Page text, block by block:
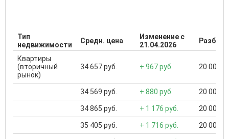
Тип
недвижимости
Средн. цена
Изменение с
21.04.2026
Квартиры
(вторичный
рынок)
34 657 руб. + 967 руб. 20 000
34 569 руб. + 880 руб. 20 000
34 865 руб. + 1 176 руб. 20 000
35 405 руб. + 1 716 руб. 20 000